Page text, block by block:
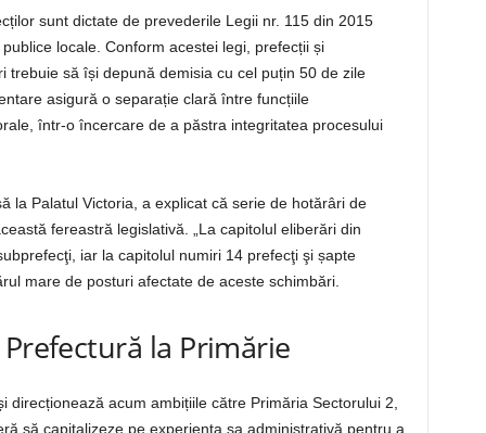
sunt dictate de prevederile Legii nr. 115 din 2015
locale. Conform acestei legi, prefecții și
trebuie să își depună demisia cu cel puțin 50 de zile
asigură o separație clară între funcțiile
într-o încercare de a păstra integritatea procesului
la Palatul Victoria, a explicat că serie de hotărâri de
fereastră legislativă. „La capitolul eliberări din
iar la capitolul numiri 14 prefecţi şi șapte
mare de posturi afectate de aceste schimbări.
la Primărie
direcționează acum ambițiile către Primăria Sectorului 2,
să capitalizeze pe experiența sa administrativă pentru a